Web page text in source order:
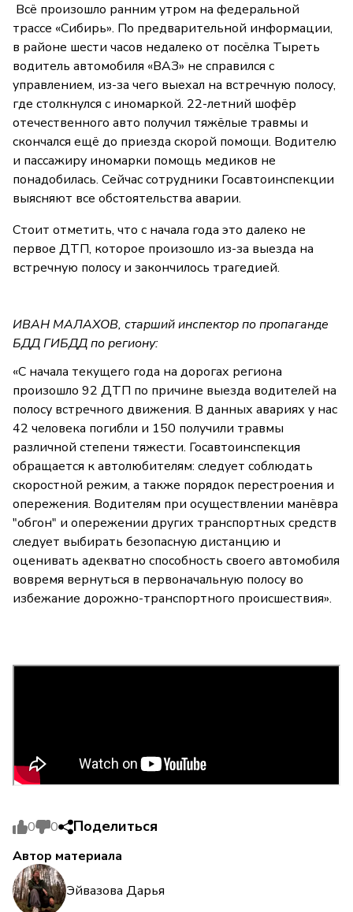
Всё произошло ранним утром на федеральной
трассе «Сибирь». По предварительной информации,
в районе шести часов недалеко от посёлка Тыреть
водитель автомобиля «ВАЗ» не справился с
управлением, из-за чего выехал на встречную полосу,
где столкнулся с иномаркой. 22-летний шофёр
отечественного авто получил тяжёлые травмы и
скончался ещё до приезда скорой помощи. Водителю
и пассажиру иномарки помощь медиков не
понадобилась. Сейчас сотрудники Госавтоинспекции
выясняют все обстоятельства аварии.
Стоит отметить, что с начала года это далеко не
первое ДТП, которое произошло из-за выезда на
встречную полосу и закончилось трагедией.
ИВАН МАЛАХОВ, старший инспектор по пропаганде
БДД ГИБДД по региону:
«С начала текущего года на дорогах региона
произошло 92 ДТП по причине выезда водителей на
полосу встречного движения. В данных авариях у нас
42 человека погибли и 150 получили травмы
различной степени тяжести. Госавтоинспекция
обращается к автолюбителям: следует соблюдать
скоростной режим, а также порядок перестроения и
опережения. Водителям при осуществлении манёвра
"обгон" и опережении других транспортных средств
следует выбирать безопасную дистанцию и
оценивать адекватно способность своего автомобиля
вовремя вернуться в первоначальную полосу во
избежание дорожно-транспортного происшествия».
0 0 Поделиться
Автор материала
Эйвазова Дарья